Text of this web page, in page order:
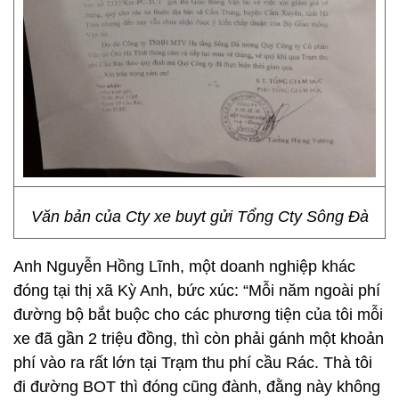
Văn bản của Cty xe buyt gửi Tổng Cty Sông Đà
Anh Nguyễn Hồng Lĩnh, một doanh nghiệp khác
đóng tại thị xã Kỳ Anh, bức xúc: “Mỗi năm ngoài phí
đường bộ bắt buộc cho các phương tiện của tôi mỗi
xe đã gần 2 triệu đồng, thì còn phải gánh một khoản
phí vào ra rất lớn tại Trạm thu phí cầu Rác. Thà tôi
đi đường BOT thì đóng cũng đành, đằng này không